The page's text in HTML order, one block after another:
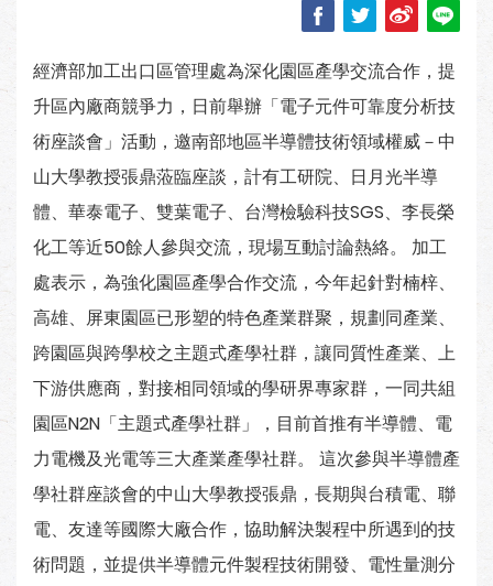
經濟部加工出口區管理處為深化園區產學交流合作，提
升區內廠商競爭力，日前舉辦「電子元件可靠度分析技
術座談會」活動，邀南部地區半導體技術領域權威－中
山大學教授張鼎蒞臨座談，計有工研院、日月光半導
體、華泰電子、雙葉電子、台灣檢驗科技SGS、李長榮
化工等近50餘人參與交流，現場互動討論熱絡。 加工
處表示，為強化園區產學合作交流，今年起針對楠梓、
高雄、屏東園區已形塑的特色產業群聚，規劃同產業、
跨園區與跨學校之主題式產學社群，讓同質性產業、上
下游供應商，對接相同領域的學研界專家群，一同共組
園區N2N「主題式產學社群」，目前首推有半導體、電
力電機及光電等三大產業產學社群。 這次參與半導體產
學社群座談會的中山大學教授張鼎，長期與台積電、聯
電、友達等國際大廠合作，協助解決製程中所遇到的技
術問題，並提供半導體元件製程技術開發、電性量測分